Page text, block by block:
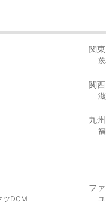
関
関
九
ツDCM
フ